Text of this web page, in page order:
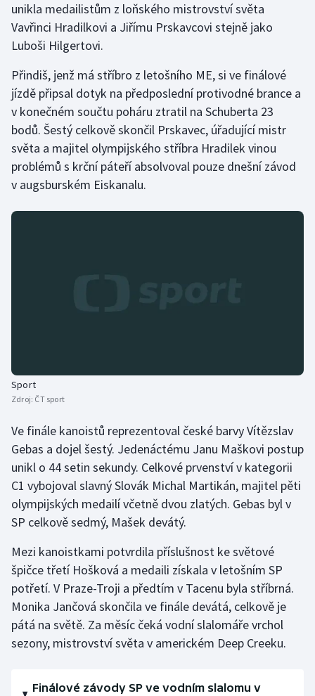
Moderní pětiboj
Motorsport
Olympijské hry
Parasport
Plavání
Plážový volejbal
Stolní tenis
Triatlon
Veslování
Vodní slalom
Volejbal
Ostatní
unikla medailistům z loňského mistrovství světa
Vavřinci Hradilkovi a Jiřímu Prskavcovi stejně jako
Luboši Hilgertovi.
Přindiš, jenž má stříbro z letošního ME, si ve finálové
jízdě připsal dotyk na předposlední protivodné brance a
v konečném součtu poháru ztratil na Schuberta 23
bodů. Šestý celkově skončil Prskavec, úřadující mistr
světa a majitel olympijského stříbra Hradilek vinou
problémů s krční páteří absolvoval pouze dnešní závod
v augsburském Eiskanalu.
Sport
Zdroj: ČT sport
Ve finále kanoistů reprezentoval české barvy Vítězslav
Gebas a dojel šestý. Jedenáctému Janu Maškovi postup
unikl o 44 setin sekundy. Celkové prvenství v kategorii
C1 vybojoval slavný Slovák Michal Martikán, majitel pěti
olympijských medailí včetně dvou zlatých. Gebas byl v
SP celkově sedmý, Mašek devátý.
Mezi kanoistkami potvrdila příslušnost ke světové
špičce třetí Hošková a medaili získala v letošním SP
potřetí. V Praze-Troji a předtím v Tacenu byla stříbrná.
Monika Jančová skončila ve finále devátá, celkově je
pátá na světě. Za měsíc čeká vodní slalomáře vrchol
sezony, mistrovství světa v americkém Deep Creeku.
Finálové závody SP ve vodním slalomu v